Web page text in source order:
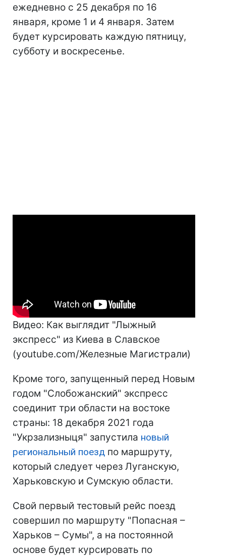
ежедневно с 25 декабря по 16
января, кроме 1 и 4 января. Затем
будет курсировать каждую пятницу,
субботу и воскресенье.
Видео: Как выглядит "Лыжный
экспресс" из Киева в Славское
(youtube.com/Железные Магистрали)
Кроме того, запущенный перед Новым
годом "Слобожанский" экспресс
соединит три области на востоке
страны: 18 декабря 2021 года
"Укрзализныця" запустила новый
региональный поезд по маршруту,
который следует через Луганскую,
Харьковскую и Сумскую области.
Свой первый тестовый рейс поезд
совершил по маршруту "Попасная –
Харьков – Сумы", а на постоянной
основе будет курсировать по